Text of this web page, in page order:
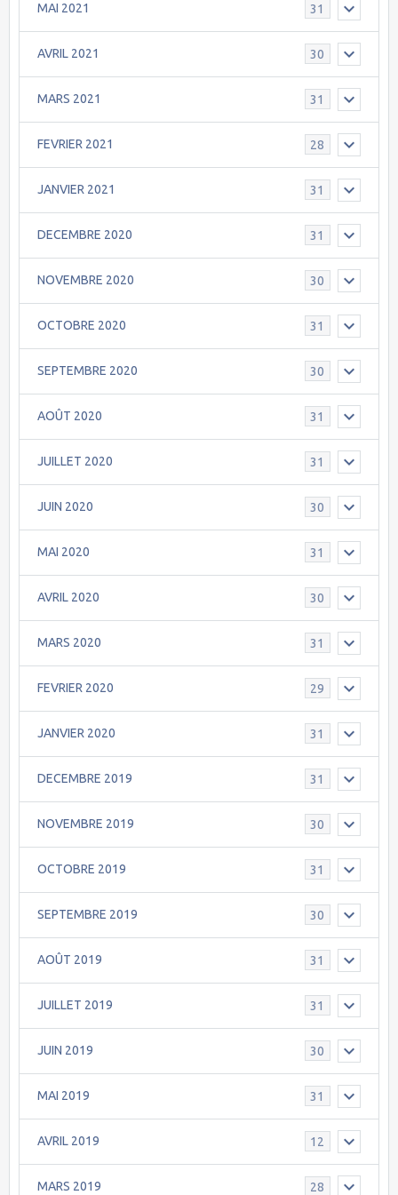
MAI 2021 31
AVRIL 2021 30
MARS 2021 31
FEVRIER 2021 28
JANVIER 2021 31
DECEMBRE 2020 31
NOVEMBRE 2020 30
OCTOBRE 2020 31
SEPTEMBRE 2020 30
AOÛT 2020 31
JUILLET 2020 31
JUIN 2020 30
MAI 2020 31
AVRIL 2020 30
MARS 2020 31
FEVRIER 2020 29
JANVIER 2020 31
DECEMBRE 2019 31
NOVEMBRE 2019 30
OCTOBRE 2019 31
SEPTEMBRE 2019 30
AOÛT 2019 31
JUILLET 2019 31
JUIN 2019 30
MAI 2019 31
AVRIL 2019 12
MARS 2019 28